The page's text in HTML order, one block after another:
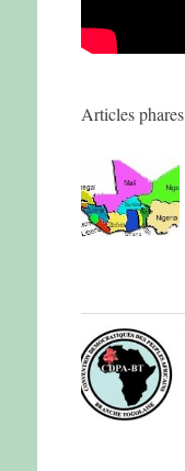
Articles phares